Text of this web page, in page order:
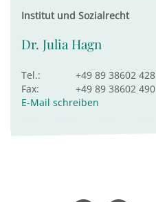
Institut und Sozialrecht
Dr. Julia Hagn
Tel.:
+49 89 38602 428
Fax:
+49 89 38602 490
E-Mail schreiben